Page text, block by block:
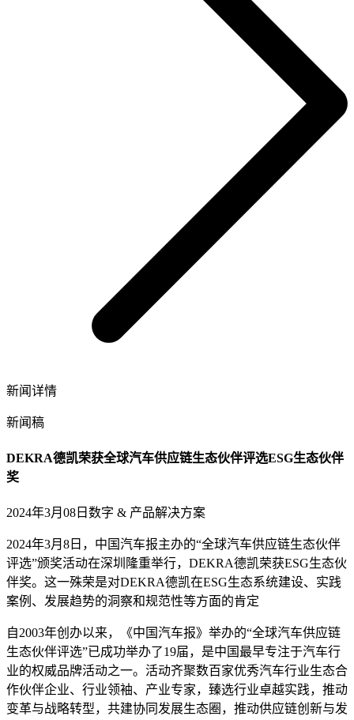
新闻详情
新闻稿
DEKRA德凯荣获全球汽车供应链生态伙伴评选ESG生态伙伴
奖
2024年3月08日 数字 & 产品解决方案
2024年3月8日，中国汽车报主办的“全球汽车供应链生态伙伴
评选”颁奖活动在深圳隆重举行，DEKRA德凯荣获ESG生态伙
伴奖。这一殊荣是对DEKRA德凯在ESG生态系统建设、实践
案例、发展趋势的洞察和规范性等方面的肯定
自2003年创办以来，《中国汽车报》举办的“全球汽车供应链
生态伙伴评选”已成功举办了19届，是中国最早专注于汽车行
业的权威品牌活动之一。活动齐聚数百家优秀汽车行业生态合
作伙伴企业、行业领袖、产业专家，臻选行业卓越实践，推动
变革与战略转型，共建协同发展生态圈，推动供应链创新与发